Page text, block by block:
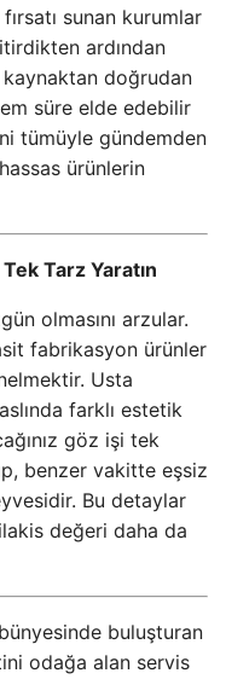
sunan kurumlar
ardından
doğrudan
süre elde edebilir
tümüyle gündemden
ürünlerin
Tarz Yaratın
olmasını arzular.
fabrikasyon ürünler
Usta
farklı estetik
göz işi tek
benzer vakitte eşsiz
Bu detaylar
değeri daha da
buluşturan
odağa alan servis